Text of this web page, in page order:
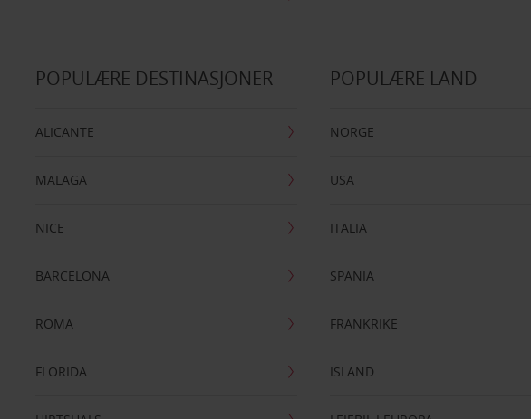
POPULÆRE DESTINASJONER
ALICANTE
MALAGA
NICE
BARCELONA
ROMA
FLORIDA
POPULÆRE LAND
NORGE
USA
ITALIA
SPANIA
FRANKRIKE
ISLAND